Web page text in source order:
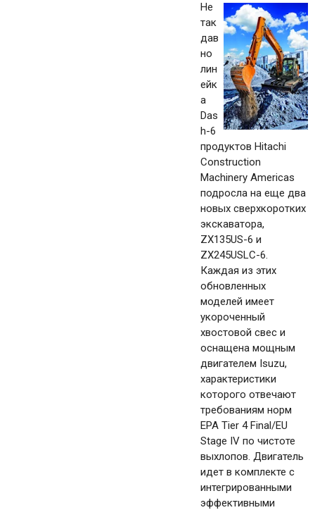
Не
так
дав
но
лин
ейк
а
Das
h-6
продуктов Hitachi
Construction
Machinery Americas
подросла на еще два
новых сверхкоротких
экскаватора,
ZX135US-6 и
ZX245USLC-6.
Каждая из этих
обновленных
моделей имеет
укороченный
хвостовой свес и
оснащена мощным
двигателем Isuzu,
характеристики
которого отвечают
требованиям норм
EPA Tier 4 Final/EU
Stage IV по чистоте
выхлопов. Двигатель
идет в комплекте с
интегрированными
эффективными